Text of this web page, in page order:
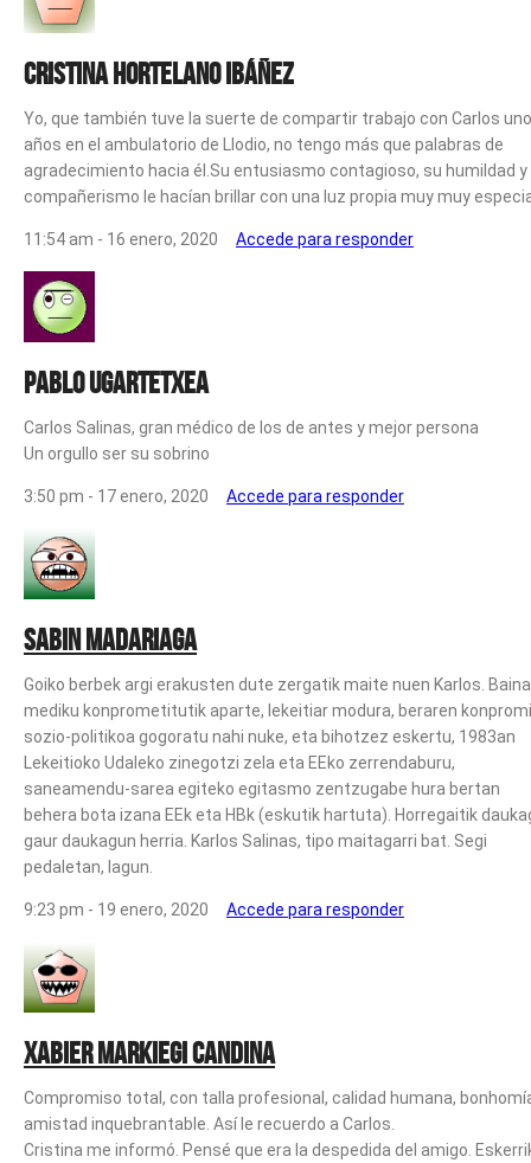
Cristina Hortelano Ibáñez
Yo, que también tuve la suerte de compartir trabajo con Carlos
años en el ambulatorio de Llodio, no tengo más que palabras de
agradecimiento hacia él.Su entusiasmo contagioso, su humildad y
compañerismo le hacían brillar con una luz propia muy muy
11:54 am - 16 enero, 2020 Accede para responder
Pablo Ugartetxea
Carlos Salinas, gran médico de los de antes y mejor persona
Un orgullo ser su sobrino
3:50 pm - 17 enero, 2020 Accede para responder
Sabin Madariaga
Goiko berbek argi erakusten dute zergatik maite nuen Karlos. Baina
mediku konprometitutik aparte, lekeitiar modura, beraren
sozio-politikoa gogoratu nahi nuke, eta bihotzez eskertu, 1983an
Lekeitioko Udaleko zinegotzi zela eta EEko zerrendaburu,
saneamendu-sarea egiteko egitasmo zentzugabe hura bertan
behera bota izana EEk eta HBk (eskutik hartuta). Horregaitik
gaur daukagun herria. Karlos Salinas, tipo maitagarri bat. Segi
pedaletan, lagun.
9:23 pm - 19 enero, 2020 Accede para responder
Xabier Markiegi Candina
Compromiso total, con talla profesional, calidad humana,
amistad inquebrantable. Así le recuerdo a Carlos.
Cristina me informó. Pensé que era la despedida del amigo.